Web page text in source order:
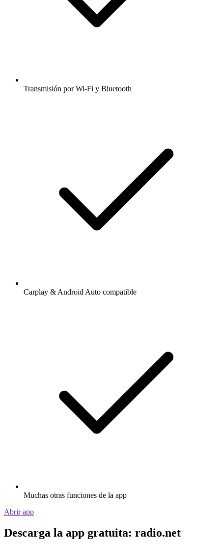
Transmisión por Wi-Fi y Bluetooth
Carplay & Android Auto compatible
Muchas otras funciones de la app
Abrir app
Descarga la app gratuita: radio.net